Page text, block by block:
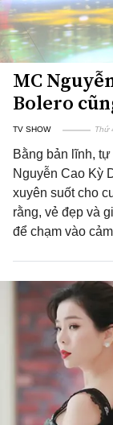
MC
Bolero
TV SHOW Thứ
Bằng bản lĩnh,
Nguyễn Cao Kỳ
xuyên suốt cho
rằng, vẻ đẹp và
để chạm vào